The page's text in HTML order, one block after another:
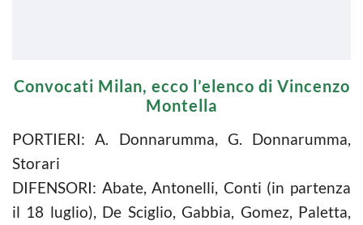
Convocati Milan, ecco l’elenco di Vincenzo
Montella
PORTIERI: A. Donnarumma, G. Donnarumma,
Storari
DIFENSORI: Abate, Antonelli, Conti (in partenza
il 18 luglio), De Sciglio, Gabbia, Gomez, Paletta,